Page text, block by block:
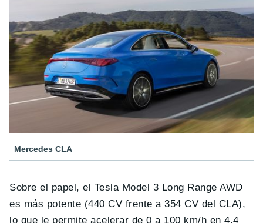
Mercedes CLA
Sobre el papel, el Tesla Model 3 Long Range AWD
es más potente (440 CV frente a 354 CV del CLA),
lo que le permite acelerar de 0 a 100 km/h en 4,4